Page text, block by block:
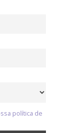
política de